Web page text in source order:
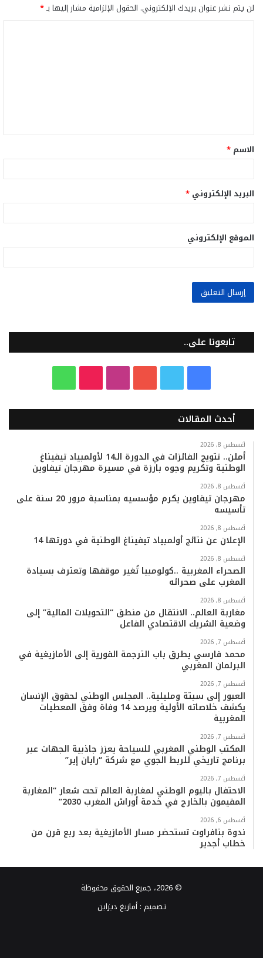
لن يتم نشر عنوان بريدك الإلكتروني. الحقول الإلزامية مشار إليها بـ*
ق
*
الاسم *
البريد الإلكتروني *
الموقع الإلكتروني
تابعونا على..
س
ب
و
ك
ي
ت
ر
ت
و
ب
س
ت
ق
ر
م
k
o
k
ت
س
ا
ب
أحدث المقالات
أغسطس 8, 2026
أملن.. تتويج الفائزات في الدورة الـ14 لأولمبياد تيفيناغ
الوطنية وتكريم وجوه بارزة في مسيرة مهرجان تيفاوين
أغسطس 8, 2026
مهرجان تيفاوين يكرم مؤسسيه بمناسبة مرور 20 سنة على
تأسيسه
أغسطس 8, 2026
الإعلان عن نتائج أولمبياد تيفيناغ الوطنية في دورتها 14
أغسطس 8, 2026
الصحراء المغربية ..كولومبيا تُغير موقفها وتعترف بسيادة
المغرب على صحرائه
أغسطس 8, 2026
مغاربة العالم.. الانتقال من منطق “التحويلات المالية” إلى
وضعية الشريك الاقتصادي الفاعل
أغسطس 7, 2026
محمد فارسي يطرق باب الترجمة الفورية إلى الأمازيغية في
البرلمان المغربي
أغسطس 7, 2026
العبور إلى سبتة ومليلية.. المجلس الوطني لحقوق الإنسان
يكشف خلاصاته الأولية ويرصد 14 وفاة وفق المعطيات
المغربية
أغسطس 7, 2026
المكتب الوطني المغربي للسياحة يعزز جاذبية الجهات عبر
برنامج تاريخي للربط الجوي مع شركة “رايان إير”
أغسطس 7, 2026
الاحتفال باليوم الوطني لمغاربة العالم تحت شعار “المغاربة
المقيمون بالخارج في خدمة أوراش المغرب 2030”
أغسطس 6, 2026
ندوة بتافراوت تستحضر مسار الأمازيغية بعد ربع قرن من
خطاب أجدير
© 2026، جميع الحقوق محفوظة
تصميم :أمازيغ ديزاين